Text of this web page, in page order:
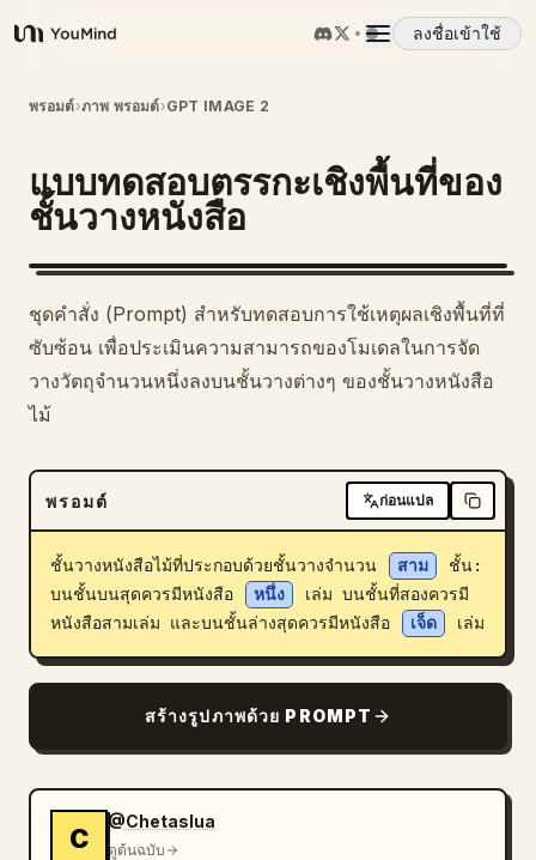
YouMind
ลงชื่อเข้าใช้
ภาพรวม
กรณีการใช้งาน
ทักษะ
พรอมต์
ราคา
ดาวน์โหลด
บล็อก
อัปเดต
พรอมต์›ภาพ พรอมต์›GPT IMAGE 2
แบบทดสอบตรรกะเชิงพื้นที่ของ
ชั้นวางหนังสือ
ชุดคำสั่ง (Prompt) สำหรับทดสอบการใช้เหตุผลเชิงพื้นที่ที่
ซับซ้อน เพื่อประเมินความสามารถของโมเดลในการจัด
วางวัตถุจำนวนหนึ่งลงบนชั้นวางต่างๆ ของชั้นวางหนังสือ
ไม้
พรอมต์ ก่อนแปล
ชั้นวางหนังสือไม้ที่ประกอบด้วยชั้นวางจำนวน สาม
ชั้น:
บนชั้นบนสุดควรมีหนังสือ
หนึ่ง
เล่ม บนชั้นที่สองควรมี
หนังสือสามเล่ม และบนชั้นล่างสุดควรมีหนังสือ
เจ็ด เล่ม
สร้างรูปภาพด้วย PROMPT
C
@Chetaslua
ดูต้นฉบับ